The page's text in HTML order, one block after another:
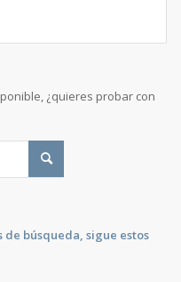
¿quieres probar con
búsqueda, sigue estos